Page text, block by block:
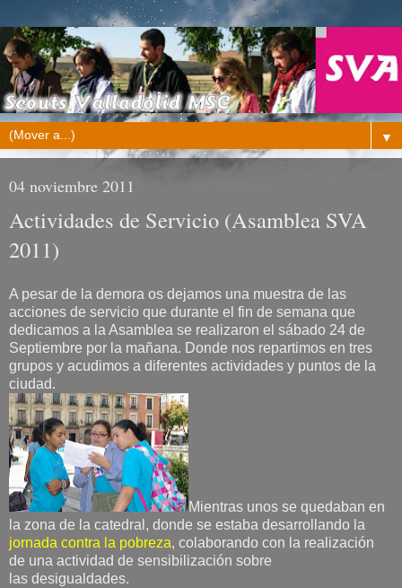
▼
04 noviembre 2011
Actividades de Servicio (Asamblea SVA
2011)
A pesar de la demora os dejamos una muestra de las
acciones de servicio que durante el fin de semana que
dedicamos a la Asamblea se realizaron el sábado 24 de
Septiembre por la mañana. Donde nos repartimos en tres
grupos y acudimos a diferentes actividades y puntos de la
ciudad.
Mientras unos se quedaban en
la zona de la catedral, donde se estaba desarrollando la
jornada contra la pobreza, colaborando con la realización
de una actividad de sensibilización sobre
las desigualdades.